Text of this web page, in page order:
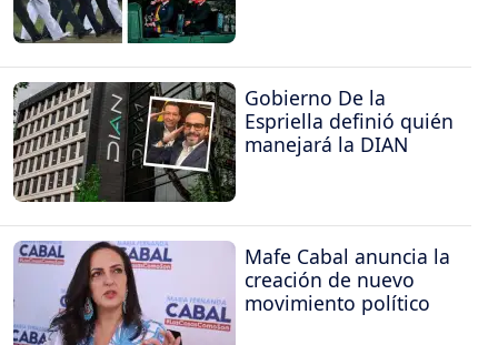
Gobierno De la
Espriella definió quién
manejará la DIAN
Mafe Cabal anuncia la
creación de nuevo
movimiento político